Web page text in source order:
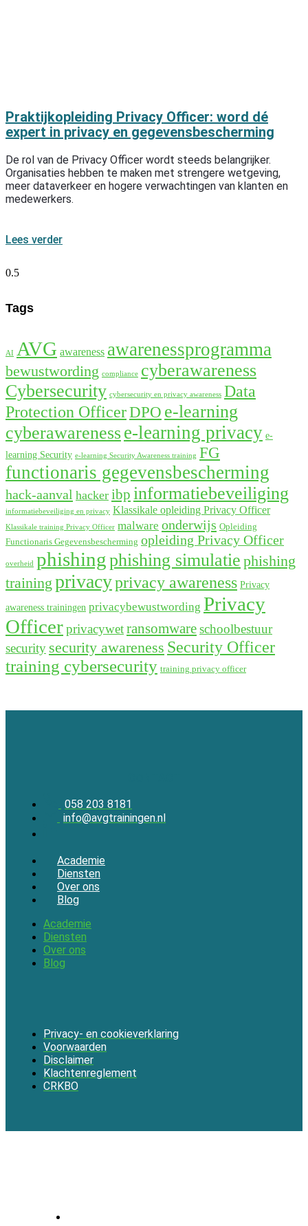
Praktijkopleiding Privacy Officer: word dé
expert in privacy en gegevensbescherming
De rol van de Privacy Officer wordt steeds belangrijker.
Organisaties hebben te maken met strengere wetgeving,
meer dataverkeer en hogere verwachtingen van klanten en
medewerkers.
Lees verder
Tags
AI AVG awareness awarenessprogramma
bewustwording compliance cyberawareness
Cybersecurity cybersecurity en privacy awareness Data
Protection OfficerDPO e-learning
cyberawarenesse-learning privacy e-
learning Security e-learning Security Awareness training FG
functionaris gegevensbescherming
hack-aanval hacker ibp informatiebeveiliging
informatiebeveiliging en privacy Klassikale opleiding Privacy Officer
Klassikale training Privacy Officer malware onderwijs Opleiding
Functionaris Gegevensbescherming opleiding Privacy Officer
overheid phishingphishing simulatie phishing
training privacyprivacy awareness Privacy
awareness trainingen privacybewustwording Privacy
Officerprivacywetransomwareschoolbestuur
security security awareness Security Officer
training cybersecurity training privacy officer
058 203 8181
info@avgtrainingen.nl
Academie
Diensten
Over ons
Blog
Academie
Diensten
Over ons
Blog
Privacy- en cookieverklaring
Voorwaarden
Disclaimer
Klachtenreglement
CRKBO